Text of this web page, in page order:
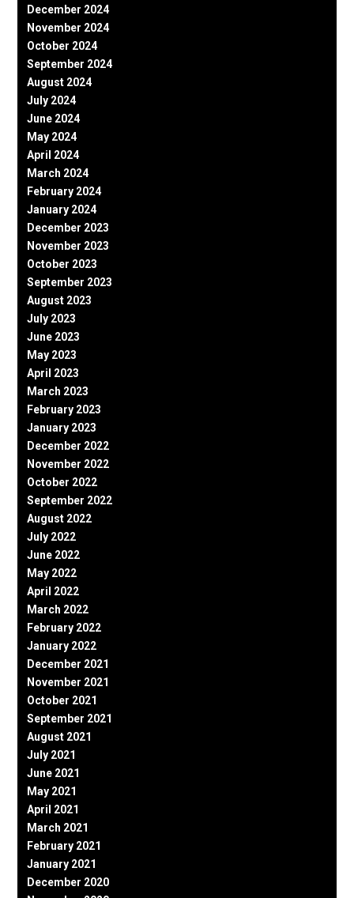
December 2024
November 2024
October 2024
September 2024
August 2024
July 2024
June 2024
May 2024
April 2024
March 2024
February 2024
January 2024
December 2023
November 2023
October 2023
September 2023
August 2023
July 2023
June 2023
May 2023
April 2023
March 2023
February 2023
January 2023
December 2022
November 2022
October 2022
September 2022
August 2022
July 2022
June 2022
May 2022
April 2022
March 2022
February 2022
January 2022
December 2021
November 2021
October 2021
September 2021
August 2021
July 2021
June 2021
May 2021
April 2021
March 2021
February 2021
January 2021
December 2020